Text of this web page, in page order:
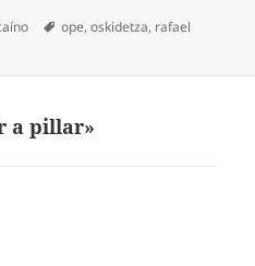
Etiquetas
ope,oskidetza, rafael
a pillar»